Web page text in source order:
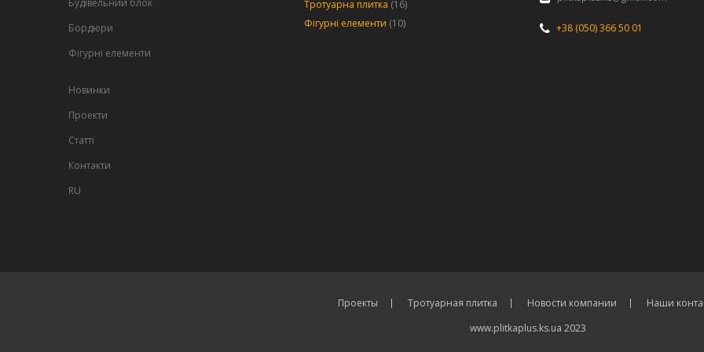
Бордюри
Фігурні елементи
Новинки
Проекти
Статті
Контакти
RU
Тротуарна плитка (16)
Фігурні елементи (10) +38 (050) 366 50 01
Проекты Тротуарная плитка Новости компании
Наши
www.plitkaplus.ks.ua 2023